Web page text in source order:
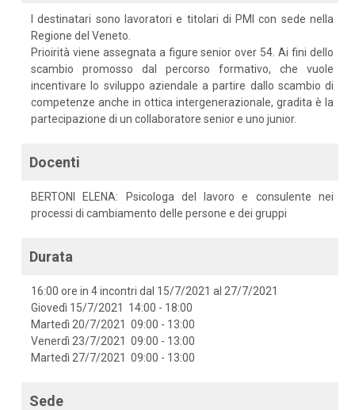
I destinatari sono lavoratori e titolari di PMI con sede nella
Regione del Veneto.
Prioirità viene assegnata a figure senior over 54. Ai fini dello
scambio promosso dal percorso formativo, che vuole
incentivare lo sviluppo aziendale a partire dallo scambio di
competenze anche in ottica intergenerazionale, gradita è la
partecipazione di un collaboratore senior e uno junior.
Docenti
BERTONI ELENA: Psicologa del lavoro e consulente nei
processi di cambiamento delle persone e dei gruppi
Durata
16:00 ore in 4 incontri dal 15/7/2021 al 27/7/2021
Giovedì 15/7/2021 14:00 - 18:00
Martedì 20/7/2021 09:00 - 13:00
Venerdì 23/7/2021 09:00 - 13:00
Martedì 27/7/2021 09:00 - 13:00
Sede